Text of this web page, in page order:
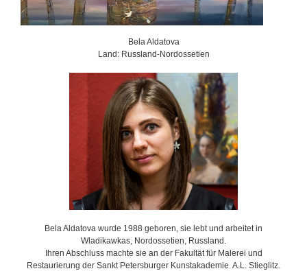
Bela Aldatova
Land: Russland-Nordossetien
Bela Aldatova wurde 1988 geboren, sie lebt und arbeitet in
Wladikawkas, Nordossetien, Russland.
Ihren Abschluss machte sie an der Fakultät für Malerei und
Restaurierung der Sankt Petersburger Kunstakademie A.L. Stieglitz.